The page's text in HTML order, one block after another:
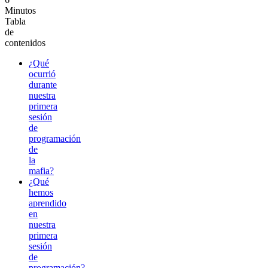
Minutos
Tabla
de
contenidos
¿Qué
ocurrió
durante
nuestra
primera
sesión
de
programación
de
la
mafia?
¿Qué
hemos
aprendido
en
nuestra
primera
sesión
de